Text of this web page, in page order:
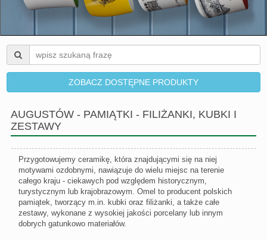
ZOBACZ DOSTĘPNE PRODUKTY
AUGUSTÓW - PAMIĄTKI - FILIŻANKI, KUBKI I
ZESTAWY
Przygotowujemy ceramikę, która znajdującymi się na niej
motywami ozdobnymi, nawiązuje do wielu miejsc na terenie
całego kraju - ciekawych pod względem historycznym,
turystycznym lub krajobrazowym. Omel to producent polskich
pamiątek, tworzący m.in. kubki oraz filiżanki, a także całe
zestawy, wykonane z wysokiej jakości porcelany lub innym
dobrych gatunkowo materiałów.